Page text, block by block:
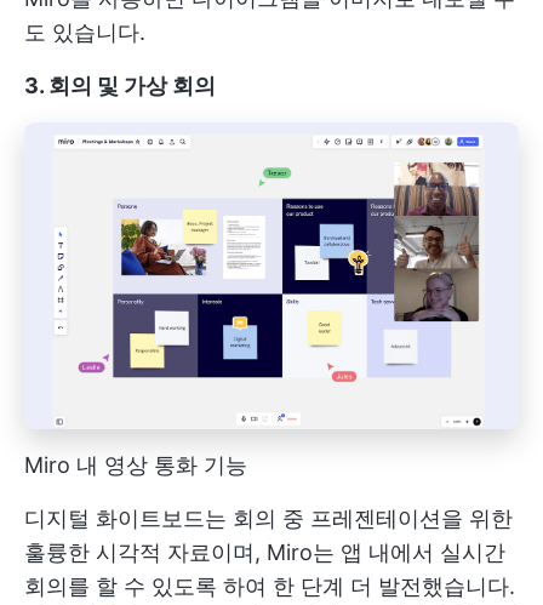
도 있습니다.
3. 회의 및 가상 회의
Miro 내 영상 통화 기능
디지털 화이트보드는 회의 중 프레젠테이션을 위한
훌륭한 시각적 자료이며, Miro는 앱 내에서 실시간
회의를 할 수 있도록 하여 한 단계 더 발전했습니다.